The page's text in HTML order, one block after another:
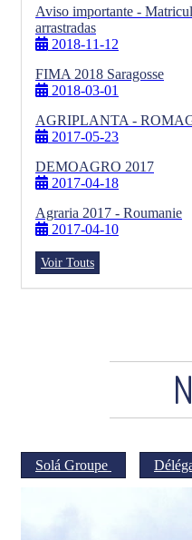
Aviso importante -
arrastradas
2018-11-12
FIMA 2018 Saragosse
2018-03-01
AGRIPLANTA -
2017-05-23
DEMOAGRO 2017
2017-04-18
Agraria 2017 - Roumanie
2017-04-10
Voir Touts
Solá Groupe